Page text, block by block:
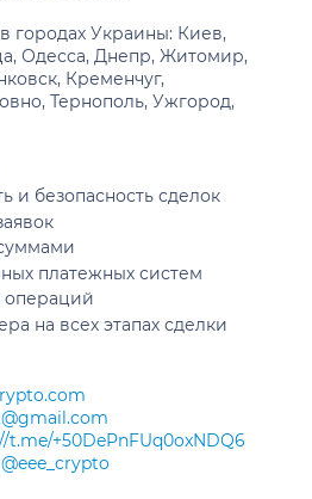
городах Украины: Киев,
Одесса, Днепр, Житомир,
Кременчуг,
Тернополь, Ужгород,
и безопасность сделок
платежных систем
операций
на всех этапах сделки
t.me/+50DePnFUq0oxNDQ6
@eee_crypto